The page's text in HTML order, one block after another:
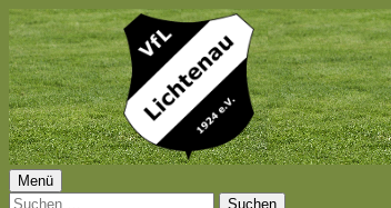
Springe
zum
Inhalt
VfL Lichtenau 1924 e.V.
Primäres
Menü
Suchen